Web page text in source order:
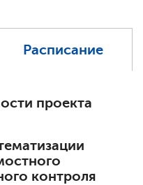
Расписание
проекта
контроля